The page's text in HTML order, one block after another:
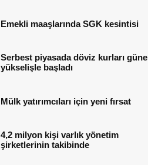
Emekli maaşlarında SGK kesintisi
Serbest piyasada döviz kurları güne
yükselişle başladı
Mülk yatırımcıları için yeni fırsat
4,2 milyon kişi varlık yönetim
şirketlerinin takibinde